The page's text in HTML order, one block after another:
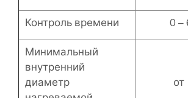
Контроль времени 0 –
Минимальный
внутренний
диаметр